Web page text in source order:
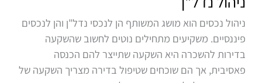
ניהול נכסים הוא מושג המשותף הן לנכסי נדל"ן והן לנכסים
פיננסיים. משקיעים מתחילים נוטים לחשוב שהשקעה
בדירות להשכרה היא השקעה שתייצר להם הכנסה
פאסיבית, אך הם שוכחים שטיפול בדירה מצריך השקעה של